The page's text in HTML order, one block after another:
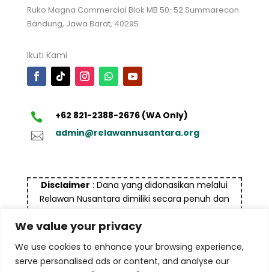
We value your privacy
We use cookies to enhance your browsing experience,
serve personalised ads or content, and analyse our
Ruko Magna Commercial Blok MB 50-52 Summarecon
Bandung, Jawa Barat, 40295
Ikuti Kami
+62 821-2388-2676 (WA Only)
admin@relawannusantara.org
Disclaimer : Dana yang didonasikan melalui
Relawan Nusantara dimiliki secara penuh dan
bukan untuk tujuan pencucian uang (money
laundry), termasuk terorisme maupun tindak
kejahatan lainnya